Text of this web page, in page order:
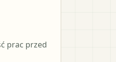
prac przed